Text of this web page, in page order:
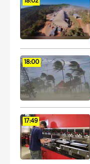
18:00
17:49